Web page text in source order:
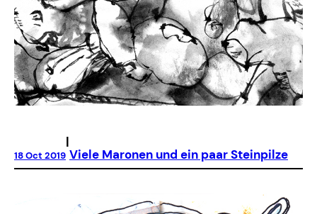
18 Oct 2019
|
Viele Maronen und ein paar Steinpilze